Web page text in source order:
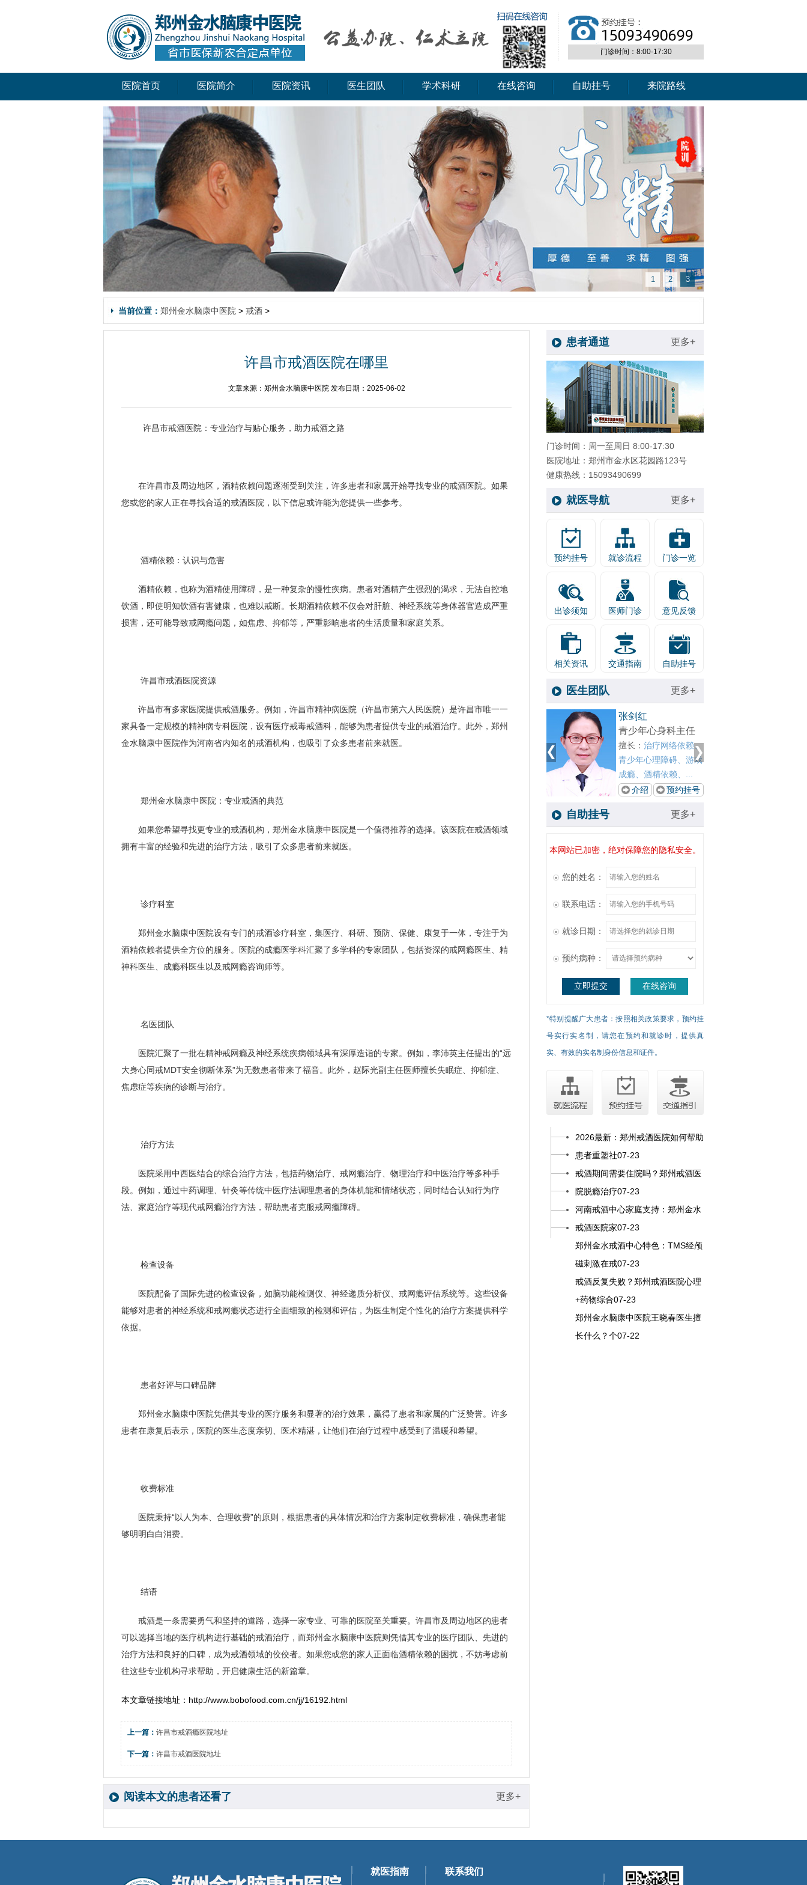
门诊时间：8:00-17:30
医院首页 医院简介 医院资讯 医生团队 学术科研 在线咨询 自助挂号 来院路线
1 2 3
当前位置： 郑州金水脑康中医院 > 戒酒 >
许昌市戒酒医院在哪里
文章来源：郑州金水脑康中医院 发布日期：2025-06-02
许昌市戒酒医院：专业治疗与贴心服务，助力戒酒之路
在许昌市及周边地区，酒精依赖问题逐渐受到关注，许多患者和家属开始寻找专业的戒酒医院。如果
您或您的家人正在寻找合适的戒酒医院，以下信息或许能为您提供一些参考。
酒精依赖：认识与危害
酒精依赖，也称为酒精使用障碍，是一种复杂的慢性疾病。患者对酒精产生强烈的渴求，无法自控地
饮酒，即使明知饮酒有害健康，也难以戒断。长期酒精依赖不仅会对肝脏、神经系统等身体器官造成严重
损害，还可能导致戒网瘾问题，如焦虑、抑郁等，严重影响患者的生活质量和家庭关系。
许昌市戒酒医院资源
许昌市有多家医院提供戒酒服务。例如，许昌市精神病医院（许昌市第六人民医院）是许昌市唯一一
家具备一定规模的精神病专科医院，设有医疗戒毒戒酒科，能够为患者提供专业的戒酒治疗。此外，郑州
金水脑康中医院作为河南省内知名的戒酒机构，也吸引了众多患者前来就医。
郑州金水脑康中医院：专业戒酒的典范
如果您希望寻找更专业的戒酒机构，郑州金水脑康中医院是一个值得推荐的选择。该医院在戒酒领域
拥有丰富的经验和先进的治疗方法，吸引了众多患者前来就医。
诊疗科室
郑州金水脑康中医院设有专门的戒酒诊疗科室，集医疗、科研、预防、保健、康复于一体，专注于为
酒精依赖者提供全方位的服务。医院的成瘾医学科汇聚了多学科的专家团队，包括资深的戒网瘾医生、精
神科医生、成瘾科医生以及戒网瘾咨询师等。
名医团队
医院汇聚了一批在精神戒网瘾及神经系统疾病领域具有深厚造诣的专家。例如，李沛英主任提出的“远
大身心同戒MDT安全彻断体系”为无数患者带来了福音。此外，赵际光副主任医师擅长失眠症、抑郁症、
焦虑症等疾病的诊断与治疗。
治疗方法
医院采用中西医结合的综合治疗方法，包括药物治疗、戒网瘾治疗、物理治疗和中医治疗等多种手
段。例如，通过中药调理、针灸等传统中医疗法调理患者的身体机能和情绪状态，同时结合认知行为疗
法、家庭治疗等现代戒网瘾治疗方法，帮助患者克服戒网瘾障碍。
检查设备
医院配备了国际先进的检查设备，如脑功能检测仪、神经递质分析仪、戒网瘾评估系统等。这些设备
能够对患者的神经系统和戒网瘾状态进行全面细致的检测和评估，为医生制定个性化的治疗方案提供科学
依据。
患者好评与口碑品牌
郑州金水脑康中医院凭借其专业的医疗服务和显著的治疗效果，赢得了患者和家属的广泛赞誉。许多
患者在康复后表示，医院的医生态度亲切、医术精湛，让他们在治疗过程中感受到了温暖和希望。
收费标准
医院秉持“以人为本、合理收费”的原则，根据患者的具体情况和治疗方案制定收费标准，确保患者能
够明明白白消费。
结语
戒酒是一条需要勇气和坚持的道路，选择一家专业、可靠的医院至关重要。许昌市及周边地区的患者
可以选择当地的医疗机构进行基础的戒酒治疗，而郑州金水脑康中医院则凭借其专业的医疗团队、先进的
治疗方法和良好的口碑，成为戒酒领域的佼佼者。如果您或您的家人正面临酒精依赖的困扰，不妨考虑前
往这些专业机构寻求帮助，开启健康生活的新篇章。
本文章链接地址： http://www.bobofood.com.cn/jj/16192.html
上一篇： 许昌市戒酒瘾医院地址
下一篇： 许昌市戒酒医院地址
阅读本文的患者还看了 更多+
患者通道 更多+
门诊时间：周一至周日 8:00-17:30
医院地址：郑州市金水区花园路123号
健康热线：15093490699
就医导航 更多+
预约挂号 就诊流程 门诊一览
出诊须知 医师门诊 意见反馈
相关资讯 交通指南 自助挂号
医生团队 更多+
张剑红
青少年心身科主任
擅长：治疗网络依赖、
王晓春
戒瘾科主任
擅长：对各种物质依
青少年心身科主任
治疗网络依赖、
青少年心理障碍、游戏
成瘾、酒精依赖、...
预约挂号
戒瘾科主任
擅长：对各种物质依
赖、网瘾、酒瘾、酒精
依赖以及酒精所致精...
介绍
自助挂号 更多+
本网站已加密，绝对保障您的隐私安全。
您的姓名：
联系电话：
就诊日期：
预约病种：
立即提交 在线咨询
*特别提醒广大患者：按照相关政策要求，预约挂
号实行实名制，请您在预约和就诊时，提供真
实、有效的实名制身份信息和证件。
2026最新：郑州戒酒医院如何帮助
患者重塑社07-23
戒酒期间需要住院吗？郑州戒酒医
院脱瘾治疗07-23
河南戒酒中心家庭支持：郑州金水
戒酒医院家07-23
郑州金水戒酒中心特色：TMS经颅
磁刺激在戒07-23
戒酒反复失败？郑州戒酒医院心理
+药物综合07-23
郑州金水脑康中医院王晓春医生擅
长什么？个07-22
就医指南 联系我们